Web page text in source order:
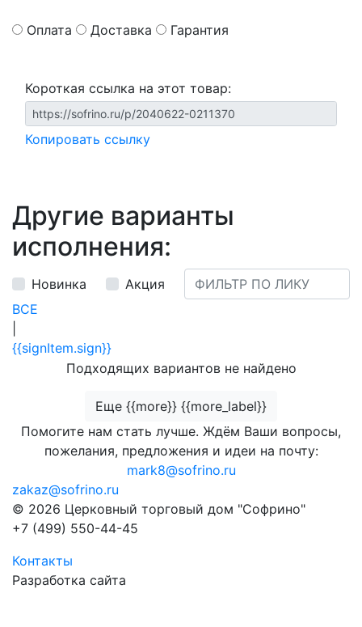
Оплата Доставка Гарантия
Короткая ссылка на этот товар:
Копировать ссылку
Другие варианты
исполнения:
Новинка
Акция
ВСЕ
{{signItem.sign}}
Подходящих вариантов не найдено
Еще {{more}} {{more_label}}
Помогите нам стать лучше. Ждём Ваши вопросы,
пожелания, предложения и идеи на почту:
mark8@sofrino.ru
zakaz@sofrino.ru
© 2026 Церковный торговый дом "Софрино"
+7 (499) 550-44-45
Контакты
Разработка сайта